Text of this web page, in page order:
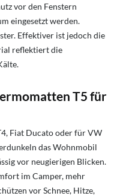
vor den Fenstern
eingesetzt werden.
Effektiver ist jedoch die
reflektiert die
T5 für
Fiat Ducato oder für VW
das Wohnmobil
vor neugierigen Blicken.
im Camper, mehr
vor Schnee, Hitze,